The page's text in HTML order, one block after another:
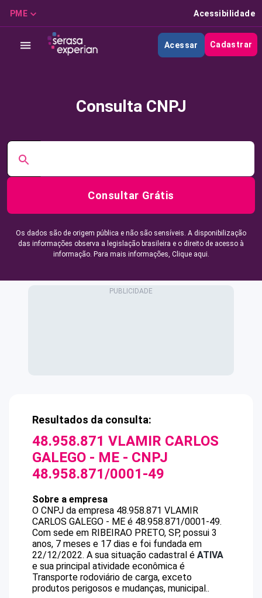
PME Acessibilidade
Acessar Cadastrar
Consulta CNPJ
Consultar Grátis
Os dados são de origem pública e não são sensíveis. A disponibilização
das informações observa a legislação brasileira e o direito de acesso à
informação. Para mais informações, Clique aqui.
Resultados da consulta:
48.958.871 VLAMIR CARLOS
GALEGO - ME - CNPJ
48.958.871/0001-49
Sobre a empresa
O CNPJ da empresa 48.958.871 VLAMIR
CARLOS GALEGO - ME é 48.958.871/0001-49.
Com sede em RIBEIRAO PRETO, SP, possui 3
anos, 7 meses e 17 dias e foi fundada em
22/12/2022. A sua situação cadastral é ATIVA
e sua principal atividade econômica é
Transporte rodoviário de carga, exceto
produtos perigosos e mudanças, municipal..